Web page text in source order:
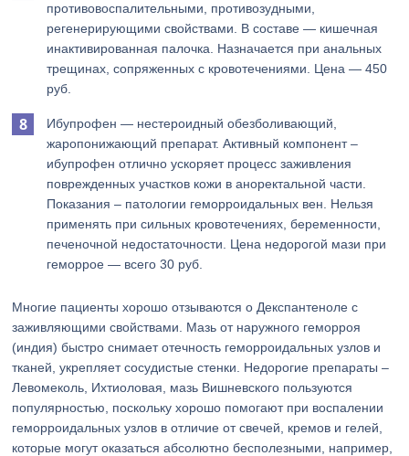
противовоспалительными, противозудными,
регенерирующими свойствами. В составе — кишечная
инактивированная палочка. Назначается при анальных
трещинах, сопряженных с кровотечениями. Цена — 450
руб.
Ибупрофен — нестероидный обезболивающий,
жаропонижающий препарат. Активный компонент –
ибупрофен отлично ускоряет процесс заживления
поврежденных участков кожи в аноректальной части.
Показания – патологии геморроидальных вен. Нельзя
применять при сильных кровотечениях, беременности,
печеночной недостаточности. Цена недорогой мази при
геморрое — всего 30 руб.
Многие пациенты хорошо отзываются о Декспантеноле с
заживляющими свойствами. Мазь от наружного геморроя
(индия) быстро снимает отечность геморроидальных узлов и
тканей, укрепляет сосудистые стенки. Недорогие препараты –
Левомеколь, Ихтиоловая, мазь Вишневского пользуются
популярностью, поскольку хорошо помогают при воспалении
геморроидальных узлов в отличие от свечей, кремов и гелей,
которые могут оказаться абсолютно бесполезными, например,